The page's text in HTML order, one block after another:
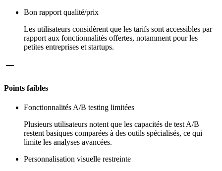
Bon rapport qualité/prix
Les utilisateurs considèrent que les tarifs sont accessibles par
rapport aux fonctionnalités offertes, notamment pour les
petites entreprises et startups.
Points faibles
Fonctionnalités A/B testing limitées
Plusieurs utilisateurs notent que les capacités de test A/B
restent basiques comparées à des outils spécialisés, ce qui
limite les analyses avancées.
Personnalisation visuelle restreinte